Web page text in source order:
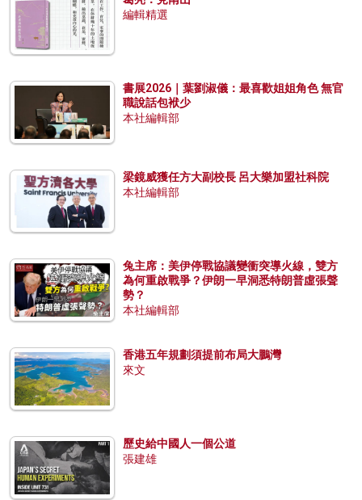
編輯精選
書展2026｜葉劉淑儀：最喜歡姐姐角色 無官
職說話包袱少
本社編輯部
梁鏡威獲任方大副校長 呂大樂加盟社科院
本社編輯部
兔主席：美伊停戰協議變衝突導火線，雙方
為何重啟戰爭？伊朗一早洞悉特朗普虛張聲
勢？
本社編輯部
香港五年規劃須提前布局大鵬灣
來文
歷史給中國人一個公道
張建雄